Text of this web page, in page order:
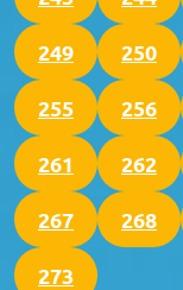
249 250
255 256
261 262
267 268
273